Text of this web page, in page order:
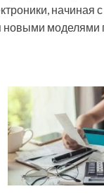
начиная
новыми моделями